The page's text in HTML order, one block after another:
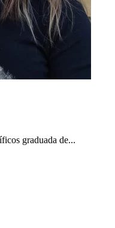
graduada de...